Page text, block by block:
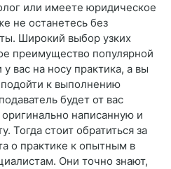
или имеете юридическое
не останетесь без
Широкий выбор узких
преимущество популярной
вас на носу практика, а вы
подойти к выполнению
будет от вас
написанную и
Тогда стоит обратиться за
о практике к опытным в
Они точно знают,